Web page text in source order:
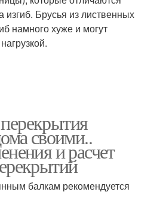
изгиб. Брусья из лиственных
намного хуже и могут
своими..
и расчет
балкам рекомендуется